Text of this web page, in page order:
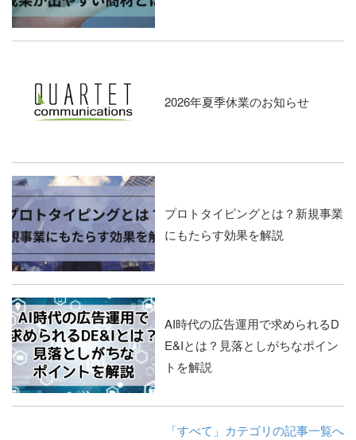
2026年夏季休業のお知らせ
プロトタイピングとは？新規事業
にもたらす効果を解説
AI時代の広告運用で求められるD
E&Iとは？見落としがちなポイン
トを解説
「すべて」カテゴリの記事一覧へ